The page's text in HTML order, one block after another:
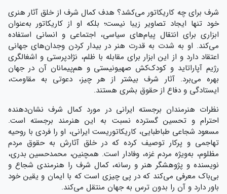
شرف برای چه کاریکاتور می‌کشد؟ هدف کمال شرف از خلق آثار هنری
خود تنها ایجاد تصاویر زیبا نیست؛ بلکه او از کاریکاتور به‌عنوان
ابزاری برای انتقال پیام‌های سیاسی، اجتماعی و انسانی استفاده
می‌کند. او به شدت به قدرت هنر در بیدار کردن وجدان‌های جهانی
اعتقاد دارد و از این ابزار برای مقابله با ظلم، نژادپرستی و اشغالگری
رژیم آپاراتاید و کودک‌کش صهیونیستی و هم‌پیمانان آن در جهان
بهره می‌برد. آثار شرف بیشتر از هر چیز، دعوتی به مقاومت،
ایستادگی و دفاع از حقوق بشری هستند.
نظرات هنرمندان برجسته ایرانی در مورد کمال شرف نشان‌دهنده‌
احترام و تحسین گسترده نسبت به این هنرمند برجسته است.
مسعود شجاعی طباطبایی، کاریکاتوریست ایرانی، او را فردی با روحیه
تهاجمی و پرکار توصیف کرده که در خلق آثارش به حقوق مردم
مظلوم، به‌ویژه مردم غزه، وفادار است. همچنین، محمدحسین بدری،
نویسنده و پژوهشگر هنر و رسانه، کمال شرف را هنرمندی شجاع و
بی‌باک معرفی می‌کند که در پی چیزی است که با ایمان و یقین خود
باور دارد و آن را بدون ترس به جهان منتقل می‌کند.